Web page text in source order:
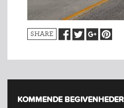
INDMELDELSE
SHARE
KOMMENDE BEGIVENHEDER